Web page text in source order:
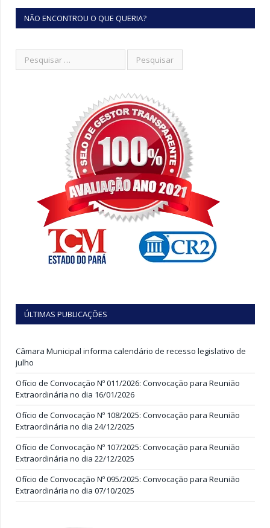
NÃO ENCONTROU O QUE QUERIA?
ÚLTIMAS PUBLICAÇÕES
Câmara Municipal informa calendário de recesso legislativo de
julho
Ofício de Convocação Nº 011/2026: Convocação para Reunião
Extraordinária no dia 16/01/2026
Ofício de Convocação Nº 108/2025: Convocação para Reunião
Extraordinária no dia 24/12/2025
Ofício de Convocação Nº 107/2025: Convocação para Reunião
Extraordinária no dia 22/12/2025
Ofício de Convocação Nº 095/2025: Convocação para Reunião
Extraordinária no dia 07/10/2025